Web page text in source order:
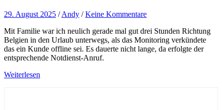
29. August 2025 /Andy /Keine Kommentare
Mit Familie war ich neulich gerade mal gut drei Stunden Richtung
Belgien in den Urlaub unterwegs, als das Monitoring verkündete
das ein Kunde offline sei. Es dauerte nicht lange, da erfolgte der
entsprechende Notdienst-Anruf.
Weiterlesen